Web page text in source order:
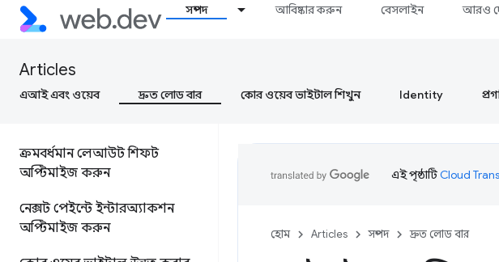
সম্পদ আবিষ্কার করুন বেসলাইন আরও
Articles
এআই এবং ওয়েব দ্রুত লোড বার কোর ওয়েব ভাইটাল শিখুন Identity
ক্রমবর্ধমান লেআউট শিফট (CLS)
(INP)
সবচেয়ে বড় বিষয়বস্তু পেইন্ট
ক্রমবর্ধমান লেআউট শিফট
অপ্টিমাইজ করুন
নেক্সট পেইন্টে ইন্টারঅ্যাকশন
অপ্টিমাইজ করুন
এই পৃষ্ঠাটিCloud
হোম Articles সম্পদ দ্রুত লোড বার